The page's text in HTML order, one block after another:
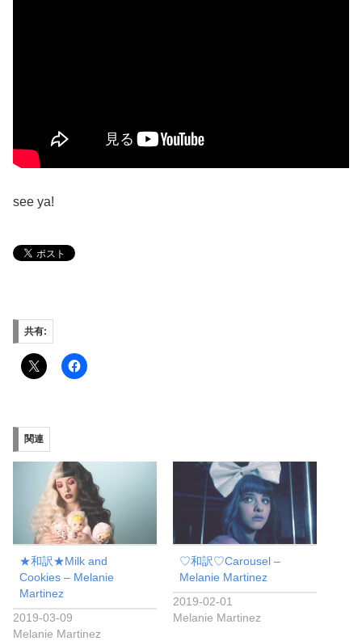
see ya!
共有:
関連
★和訳★Milk and
Cookies – Melanie
Martinez
2019-03-09
Melanie Martinez
♡和訳♡Carousel –
Melanie Martinez
2019-02-01
Melanie Martinez